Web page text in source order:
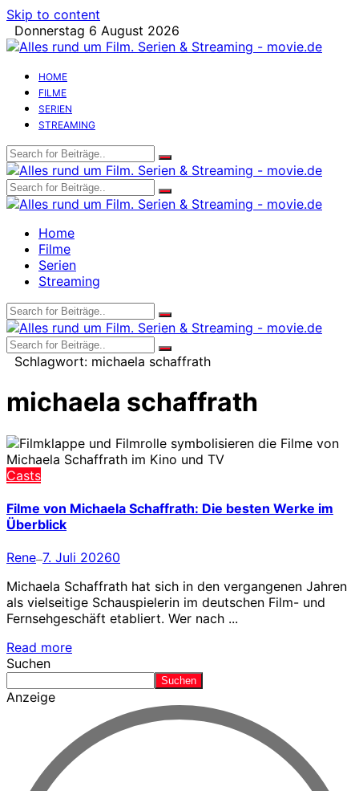
Skip to content
Donnerstag 6 August 2026
HOME
FILME
SERIEN
STREAMING
Home
Filme
Serien
Streaming
Schlagwort: michaela schaffrath
michaela schaffrath
Casts
Filme von Michaela Schaffrath: Die besten Werke im
Überblick
Rene—7. Juli 20260
Michaela Schaffrath hat sich in den vergangenen Jahren
als vielseitige Schauspielerin im deutschen Film- und
Fernsehgeschäft etabliert. Wer nach ...
Read more
Suchen
Suchen
Anzeige